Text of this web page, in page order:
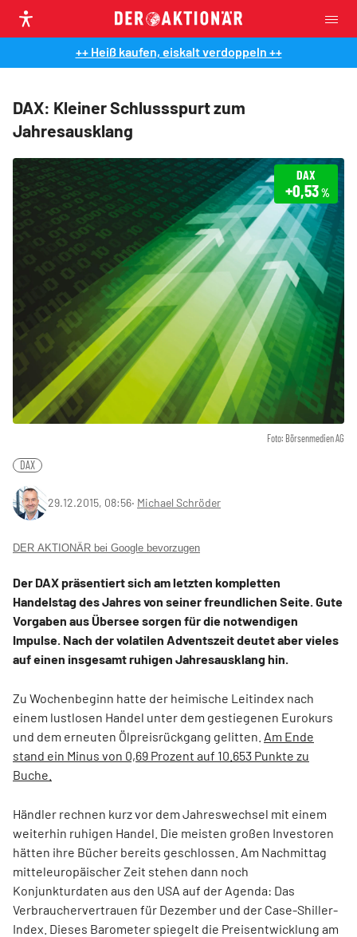
++ Heiß kaufen, eiskalt verdoppeln ++
DAX: Kleiner Schlussspurt zum
Jahresausklang
Foto: Börsenmedien AG
DAX
+0,53%
DAX
29.12.2015, 08:56‧ Michael Schröder
DER AKTIONÄR bei Google bevorzugen
Der DAX präsentiert sich am letzten kompletten
Handelstag des Jahres von seiner freundlichen Seite. Gute
Vorgaben aus Übersee sorgen für die notwendigen
Impulse. Nach der volatilen Adventszeit deutet aber vieles
auf einen insgesamt ruhigen Jahresausklang hin.
Zu Wochenbeginn hatte der heimische Leitindex nach
einem lustlosen Handel unter dem gestiegenen Eurokurs
und dem erneuten Ölpreisrückgang gelitten. Am Ende
stand ein Minus von 0,69 Prozent auf 10.653 Punkte zu
Buche.
Händler rechnen kurz vor dem Jahreswechsel mit einem
weiterhin ruhigen Handel. Die meisten großen Investoren
hätten ihre Bücher bereits geschlossen. Am Nachmittag
mitteleuropäischer Zeit stehen dann noch
Konjunkturdaten aus den USA auf der Agenda: Das
Verbrauchervertrauen für Dezember und der Case-Shiller-
Index. Dieses Barometer spiegelt die Preisentwicklung am